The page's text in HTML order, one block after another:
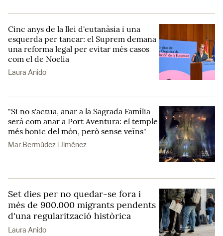
Cinc anys de la llei d'eutanàsia i una
esquerda per tancar: el Suprem demana
una reforma legal per evitar més casos
com el de Noelia
Laura Anido
"Si no s'actua, anar a la Sagrada Família
serà com anar a Port Aventura: el temple
més bonic del món, però sense veïns"
Mar Bermúdez i Jiménez
Set dies per no quedar-se fora i
més de 900.000 migrants pendents
d'una regularització històrica
Laura Anido